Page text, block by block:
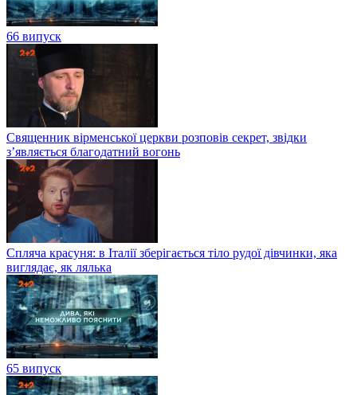
66 випуск
Священник вірменської церкви розповів секрет, звідки
з’являється благодатний вогонь
Спляча красуня: в Італії зберігається тіло рудої дівчинки, яка
виглядає, як лялька
65 випуск